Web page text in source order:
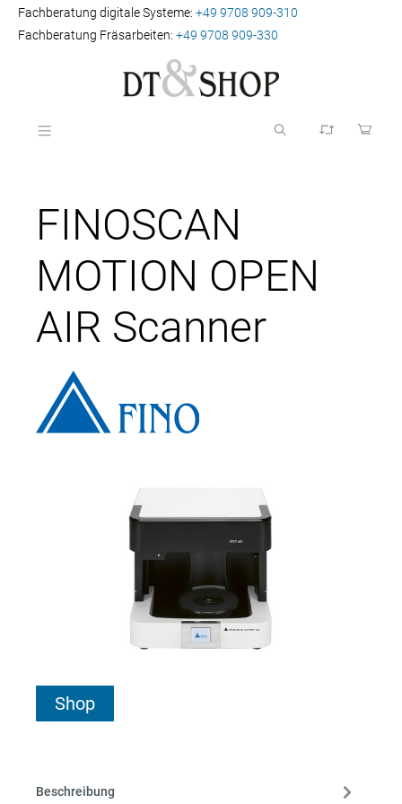
Fachberatung digitale Systeme: +49 9708 909-310
Fachberatung Fräsarbeiten: +49 9708 909-330
FINOSCAN
MOTION OPEN
AIR Scanner
Shop
Beschreibung